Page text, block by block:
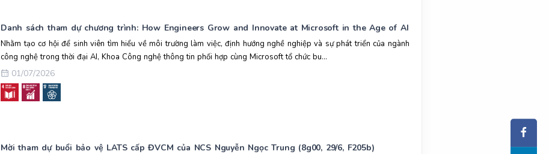
Danh sách tham dự chương trình: How Engineers Grow and Innovate at Microsoft in the Age of AI
Nhằm tạo cơ hội để sinh viên tìm hiểu về môi trường làm việc, định hướng nghề nghiệp và sự phát triển của ngành
công nghệ trong thời đại AI, Khoa Công nghệ thông tin phối hợp cùng Microsoft tổ chức bu...
01/07/2026
Mời tham dự buổi bảo vệ LATS cấp ĐVCM của NCS Nguyễn Ngọc Trung (8g00, 29/6, F205b)